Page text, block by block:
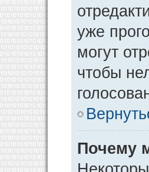
уже
могут
чтобы
Почему